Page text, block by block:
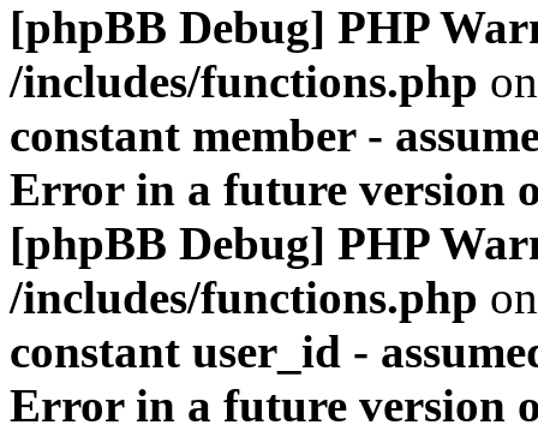
[phpBB Debug] PHP
/includes/functions.php
constant member -
Error in a future version
[phpBB Debug] PHP
/includes/functions.php
constant user_id -
Error in a future version